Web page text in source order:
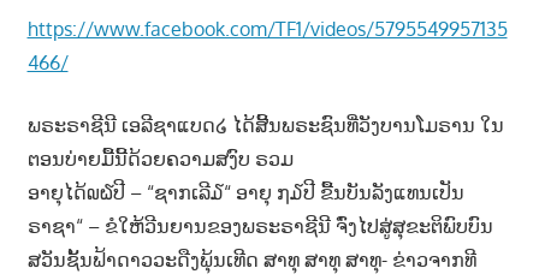
https://www.facebook.com/TF1/videos/5795549957135
466/
ພຣະຣາຊີນີ ເອລີຊາແບດ໒ ໄດ້ສີ້ນພຣະຊົນທີ່ວັງບານໂມຣານ ໃນ
ຕອນບ່າຍມື້ນີ້ດ້ວຍຄວາມສງົບ ຣວມ
ອາຍຸໄດ້໙໖ປີ – “ຊາກເລີ໓“ ອາຍຸ ໗໓ປີ ຂື້ນບັນລັງແທນເປັນ
ຣາຊາ“ – ຂໍໃຫ້ວີນຍານຂອງພຣະຣາຊີນີ ຈົ່ງໄປສູ່ສຸຂະຕິພົບບົນ
ສວັນຊັ້ນຟ້າດາວວະດືງພຸ້ນເທີດ ສາທຸ ສາທຸ ສາທຸ- ຂ່າວຈາກທີ